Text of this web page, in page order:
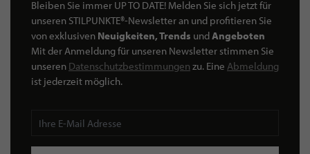
Bleiben Sie immer UP TO DATE! Melden Sie sich jetzt für
unseren STILPUNKTE®-Newsletter an und profitieren Sie
von exklusiven Neuigkeiten, Trends undAngeboten
Mit der Anmeldung für unseren Newsletter stimmen Sie
unseren Datenschutzbestimmungen zu. Eine Abmeldung
ist jederzeit möglich.